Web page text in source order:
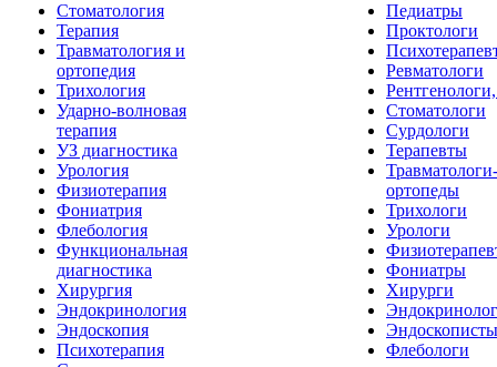
Стоматология
Терапия
Травматология и
ортопедия
Трихология
Ударно-волновая
терапия
УЗ диагностика
Урология
Физиотерапия
Фониатрия
Флебология
Функциональная
диагностика
Хирургия
Эндокринология
Эндоскопия
Психотерапия
Педиатры
Проктологи
Ревматологи
Стоматологи
Сурдологи
Терапевты
Травматологи-
ортопеды
Трихологи
Урологи
Фониатры
Хирурги
Эндоскописты
Флебологи